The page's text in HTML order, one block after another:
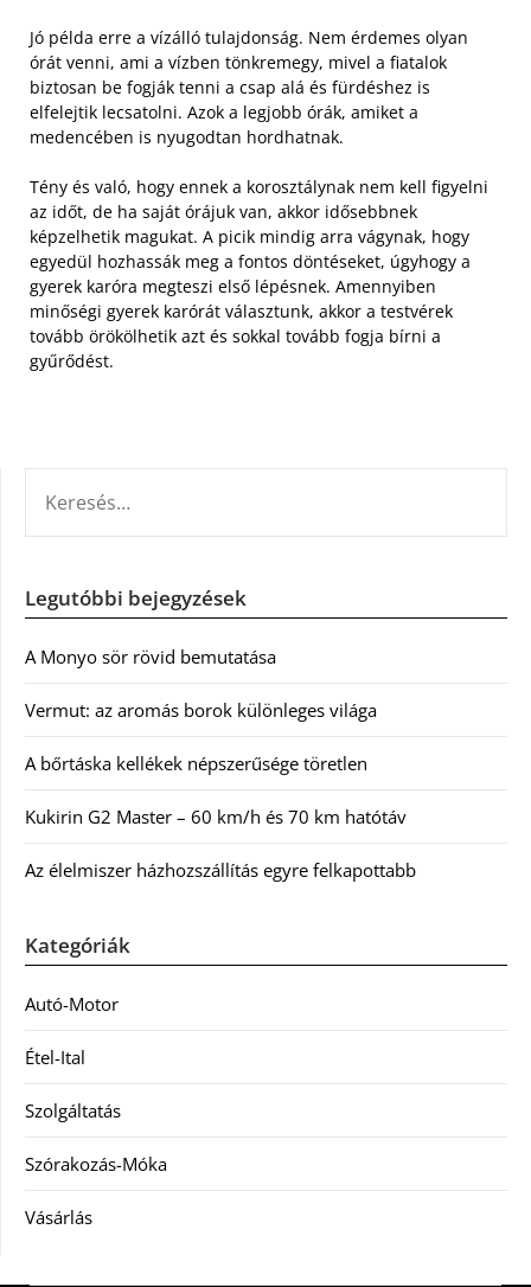
Jó példa erre a vízálló tulajdonság. Nem érdemes olyan
órát venni, ami a vízben tönkremegy, mivel a fiatalok
biztosan be fogják tenni a csap alá és fürdéshez is
elfelejtik lecsatolni. Azok a legjobb órák, amiket a
medencében is nyugodtan hordhatnak.
Tény és való, hogy ennek a korosztálynak nem kell figyelni
az időt, de ha saját órájuk van, akkor idősebbnek
képzelhetik magukat. A picik mindig arra vágynak, hogy
egyedül hozhassák meg a fontos döntéseket, úgyhogy a
gyerek karóra megteszi első lépésnek. Amennyiben
minőségi gyerek karórát választunk, akkor a testvérek
tovább örökölhetik azt és sokkal tovább fogja bírni a
gyűrődést.
Legutóbbi bejegyzések
A Monyo sör rövid bemutatása
Vermut: az aromás borok különleges világa
A bőrtáska kellékek népszerűsége töretlen
Kukirin G2 Master – 60 km/h és 70 km hatótáv
Az élelmiszer házhozszállítás egyre felkapottabb
Kategóriák
Autó-Motor
Étel-Ital
Szolgáltatás
Szórakozás-Móka
Vásárlás